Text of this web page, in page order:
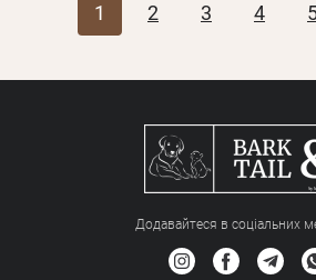
1 2 3 4
Додавайтеся в соціальних